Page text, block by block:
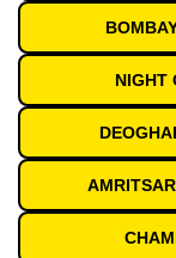
NIGHT